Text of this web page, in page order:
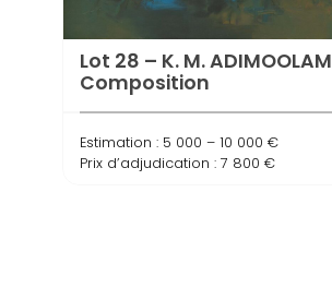
Lot 28 – K. M. ADIMOOLAM
Composition
Estimation : 5 000 – 10 000 €
Prix d’adjudication : 7 800 €